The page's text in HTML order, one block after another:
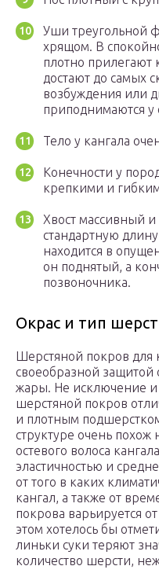
Уши треугольной
хрящом. В
плотно прилегают
достают до самых
возбуждения или
приподнимаются у
Тело у кангала
Конечности у
крепкими и
Хвост массивный
стандартную
находится в
он поднятый, а
позвоночника.
Окрас и тип
Шерстяной покров для
своеобразной защитой
жары. Не исключение и
шерстяной покров
и плотным
структуре очень похож
остевого волоса
эластичностью и
от того в каких
кангал, а также от
покрова варьируется
этом хотелось бы
линьки суки теряют
количество шерсти,